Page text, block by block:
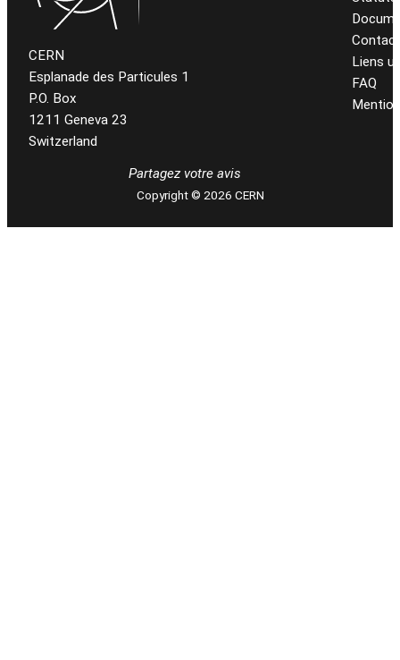
CERN
Esplanade des Particules 1
P.O. Box
1211 Geneva 23
Switzerland
Liens
FAQ
Partagez votre avis
Copyright © 2026 CERN